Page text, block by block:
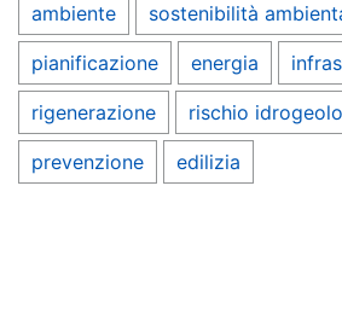
ambiente sostenibilità
pianificazione energia
rigenerazione rischio
prevenzione edilizia